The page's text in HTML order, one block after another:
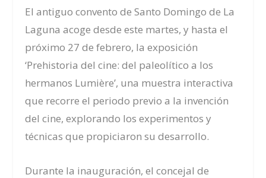
El antiguo convento de Santo Domingo de La
Laguna acoge desde este martes, y hasta el
próximo 27 de febrero, la exposición
‘Prehistoria del cine: del paleolítico a los
hermanos Lumière’, una muestra interactiva
que recorre el periodo previo a la invención
del cine, explorando los experimentos y
técnicas que propiciaron su desarrollo.
Durante la inauguración, el concejal de